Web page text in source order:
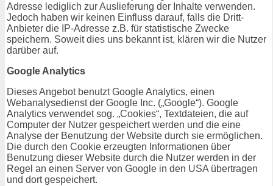
Adresse lediglich zur Auslieferung der Inhalte verwenden.
Jedoch haben wir keinen Einfluss darauf, falls die Dritt-
Anbieter die IP-Adresse z.B. für statistische Zwecke
speichern. Soweit dies uns bekannt ist, klären wir die Nutzer
darüber auf.
Google Analytics
Dieses Angebot benutzt Google Analytics, einen
Webanalysedienst der Google Inc. („Google“). Google
Analytics verwendet sog. „Cookies“, Textdateien, die auf
Computer der Nutzer gespeichert werden und die eine
Analyse der Benutzung der Website durch sie ermöglichen.
Die durch den Cookie erzeugten Informationen über
Benutzung dieser Website durch die Nutzer werden in der
Regel an einen Server von Google in den USA übertragen
und dort gespeichert.